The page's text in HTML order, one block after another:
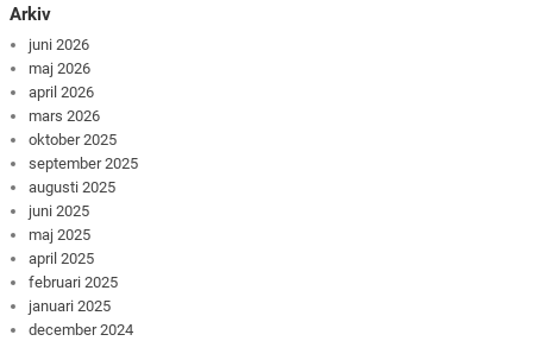
Arkiv
juni 2026
maj 2026
april 2026
mars 2026
oktober 2025
september 2025
augusti 2025
juni 2025
maj 2025
april 2025
februari 2025
januari 2025
december 2024